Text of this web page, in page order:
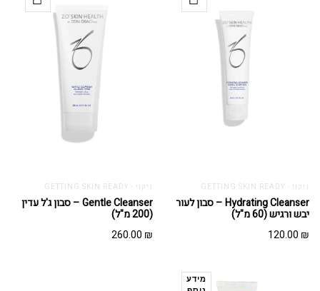
ניקוי - GETTING SKIN READY
Hydrating Cleanser – סבון לעור
יבש ורגיש (60 מ"ל)
120.00 ₪
ניקוי - GETTING SKIN READY
Gentle Cleanser – סבון ג'ל עדין
(200 מ"ל)
260.00 ₪
מידע